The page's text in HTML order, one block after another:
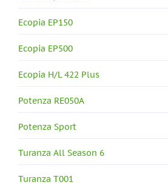
Ecopia EP150
Ecopia EP500
Ecopia H/L 422 Plus
Potenza RE050A
Potenza Sport
Turanza All Season 6
Turanza T001